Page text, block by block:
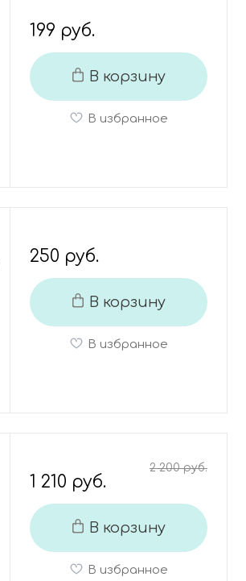
199 руб.
В корзину
В избранное
250 руб.
В корзину
В избранное
1 210 руб.
2 200 руб.
В корзину
В избранное